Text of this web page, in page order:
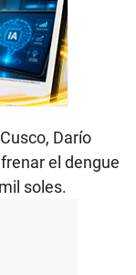
Darío
el dengue
soles.